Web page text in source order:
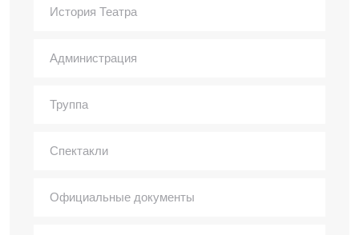
История Театра
Администрация
Труппа
Спектакли
Официальные документы